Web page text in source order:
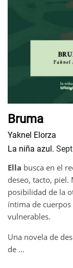
Bruma
Yaknel Elorza
La niña azul.
Ella busca en el
deseo, tacto, piel.
posibilidad de la
íntima de
vulnerables.
Una novela de
de ...